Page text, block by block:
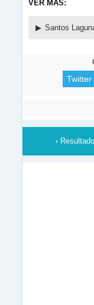
VER MÁS:
Santos
Twitter
‹